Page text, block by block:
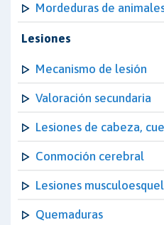
Mordeduras de
Lesiones
Mecanismo de lesión
Valoración secundaria
Lesiones de cabeza,
Conmoción cerebral
Lesiones
Quemaduras